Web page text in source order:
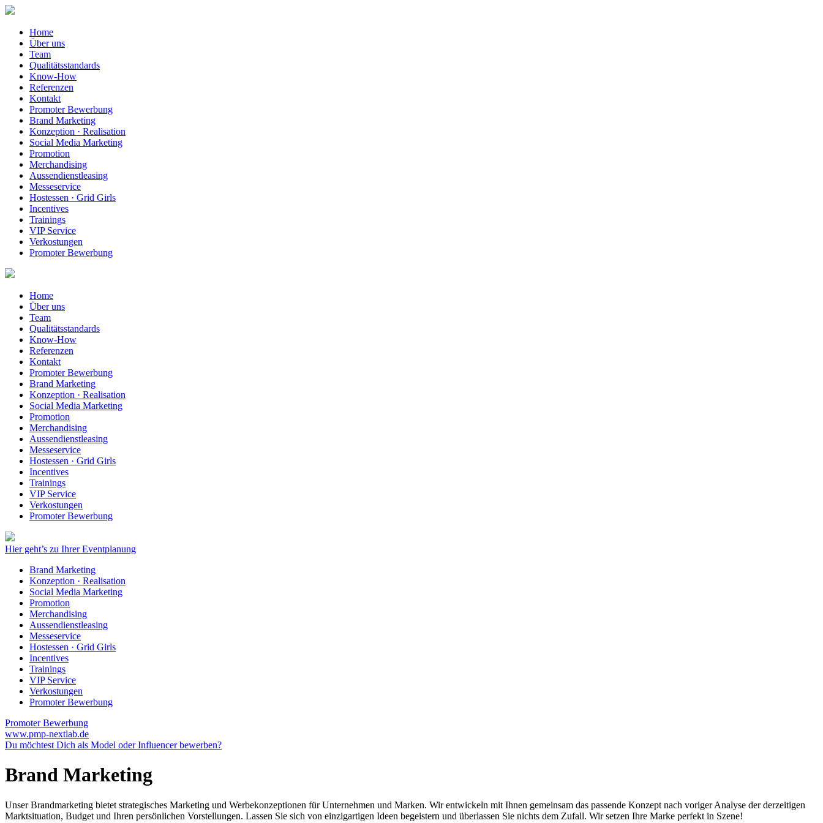
Home
Über uns
Team
Qualitätsstandards
Know-How
Referenzen
Kontakt
Promoter Bewerbung
Brand Marketing
Konzeption · Realisation
Social Media Marketing
Promotion
Merchandising
Aussendienstleasing
Messeservice
Hostessen · Grid Girls
Incentives
Trainings
VIP Service
Verkostungen
Promoter Bewerbung
Home
Über uns
Team
Qualitätsstandards
Know-How
Referenzen
Kontakt
Promoter Bewerbung
Brand Marketing
Konzeption · Realisation
Social Media Marketing
Promotion
Merchandising
Aussendienstleasing
Messeservice
Hostessen · Grid Girls
Incentives
Trainings
VIP Service
Verkostungen
Promoter Bewerbung
Hier geht’s zu Ihrer Eventplanung
Brand Marketing
Konzeption · Realisation
Social Media Marketing
Promotion
Merchandising
Aussendienstleasing
Messeservice
Hostessen · Grid Girls
Incentives
Trainings
VIP Service
Verkostungen
Promoter Bewerbung
Promoter Bewerbung
www.pmp-nextlab.de
Du möchtest Dich als Model oder Influencer bewerben?
Brand Marketing
Unser Brandmarketing bietet strategisches Marketing und Werbekonzeptionen für Unternehmen und Marken. Wir entwickeln mit Ihnen gemeinsam das passende Konzept nach voriger Analyse der derzeitigen
Marktsituation, Budget und Ihren persönlichen Vorstellungen. Lassen Sie sich von einzigartigen Ideen begeistern und überlassen Sie nichts dem Zufall. Wir setzen Ihre Marke perfekt in Szene!